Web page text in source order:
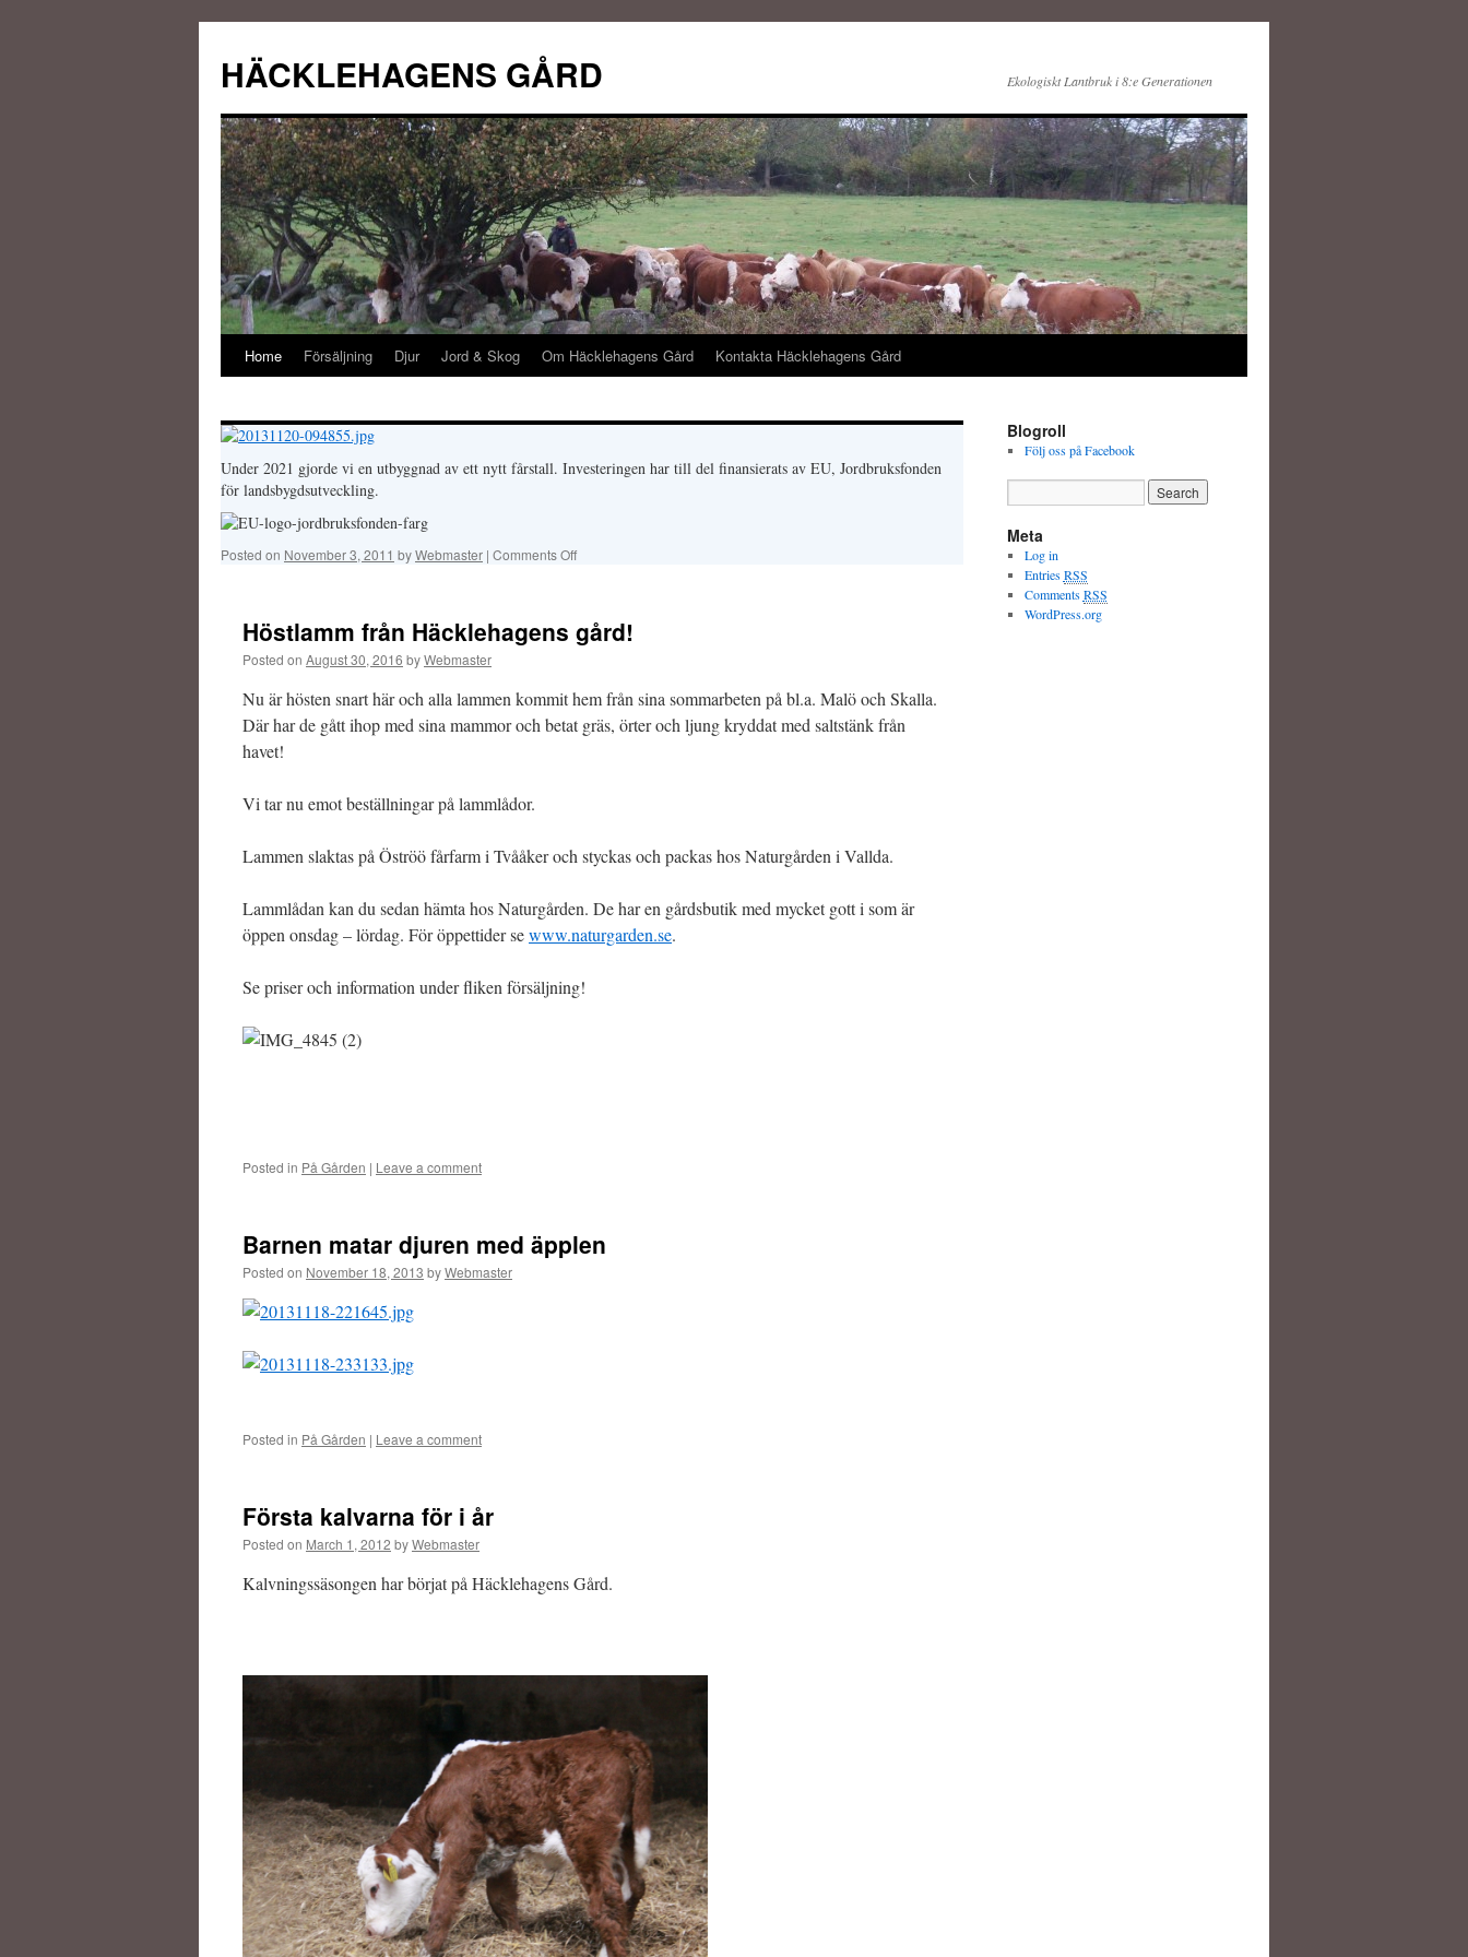
HÄCKLEHAGENS GÅRD Ekologiskt Lantbruk i 8:e Generationen
Home Försäljning Djur Jord & Skog Om Häcklehagens Gård Kontakta Häcklehagens Gård
Under 2021 gjorde vi en utbyggnad av ett nytt fårstall. Investeringen har till del finansierats av EU, Jordbruksfonden
för landsbygdsutveckling.
Posted on November 3, 2011 byWebmaster | Comments Off
Höstlamm från Häcklehagens gård!
Posted on August 30, 2016 byWebmaster
Nu är hösten snart här och alla lammen kommit hem från sina sommarbeten på bl.a. Malö och Skalla.
Där har de gått ihop med sina mammor och betat gräs, örter och ljung kryddat med saltstänk från
havet!
Vi tar nu emot beställningar på lammlådor.
Lammen slaktas på Öströö fårfarm i Tvååker och styckas och packas hos Naturgården i Vallda.
Lammlådan kan du sedan hämta hos Naturgården. De har en gårdsbutik med mycket gott i som är
öppen onsdag – lördag. För öppettider sewww.naturgarden.se.
Se priser och information under fliken försäljning!
Posted in På Gården | Leave a comment
Barnen matar djuren med äpplen
Posted on November 18, 2013 byWebmaster
Posted in På Gården | Leave a comment
Första kalvarna för i år
Posted on March 1, 2012 byWebmaster
Kalvningssäsongen har börjat på Häcklehagens Gård.
Blogroll
Följ oss på Facebook
Meta
Log in
EntriesRSS
CommentsRSS
WordPress.org